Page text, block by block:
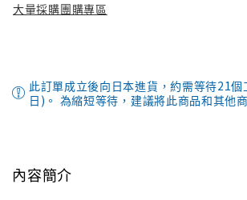
大量採購團購專區
此訂單成立後向日本進貨，約需等待21
日)。 為縮短等待，建議將此商品和其他
內容簡介